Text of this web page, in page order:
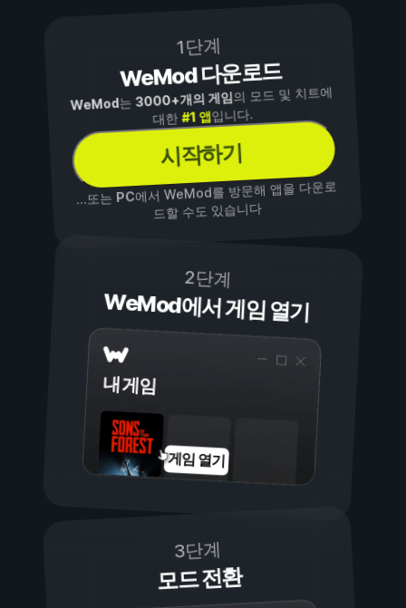
1단계
WeMod 다운로드
WeMod는3000+개의 게임의 모드 및 치트에
대한#1 앱입니다.
시작하기
...또는PC에서 WeMod를 방문해 앱을 다운로
드할 수도 있습니다
2단계
WeMod에서 게임 열기
내 게임
게임 열기
3단계
모드 전환